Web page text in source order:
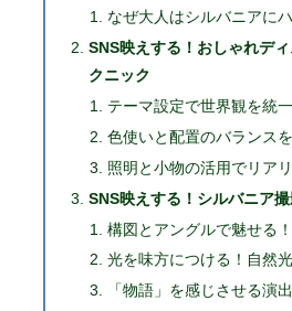
なぜ大人はシルバニアに
SNS映えする！おしゃれデ
クニック
テーマ設定で世界観を統
色使いと配置のバランス
照明と小物の活用でリア
SNS映えする！シルバニア
構図とアングルで魅せる！
光を味方につける！自然
「物語」を感じさせる演